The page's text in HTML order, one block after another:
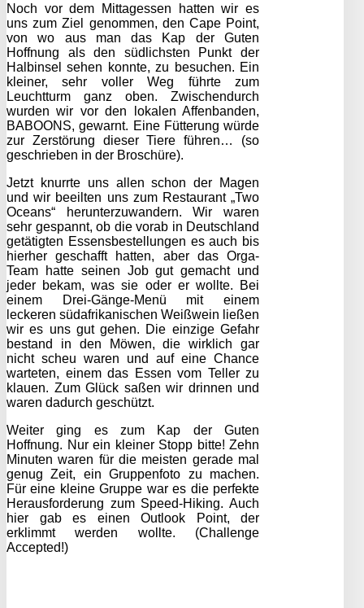
Noch vor dem Mittagessen hatten wir es
uns zum Ziel genommen, den Cape Point,
von wo aus man das Kap der Guten
Hoffnung als den südlichsten Punkt der
Halbinsel sehen konnte, zu besuchen. Ein
kleiner, sehr voller Weg führte zum
Leuchtturm ganz oben. Zwischendurch
wurden wir vor den lokalen Affenbanden,
BABOONS, gewarnt. Eine Fütterung würde
zur Zerstörung dieser Tiere führen… (so
geschrieben in der Broschüre).
Jetzt knurrte uns allen schon der Magen
und wir beeilten uns zum Restaurant „Two
Oceans“ herunterzuwandern. Wir waren
sehr gespannt, ob die vorab in Deutschland
getätigten Essensbestellungen es auch bis
hierher geschafft hatten, aber das Orga-
Team hatte seinen Job gut gemacht und
jeder bekam, was sie oder er wollte. Bei
einem Drei-Gänge-Menü mit einem
leckeren südafrikanischen Weißwein ließen
wir es uns gut gehen. Die einzige Gefahr
bestand in den Möwen, die wirklich gar
nicht scheu waren und auf eine Chance
warteten, einem das Essen vom Teller zu
klauen. Zum Glück saßen wir drinnen und
waren dadurch geschützt.
Weiter ging es zum Kap der Guten
Hoffnung. Nur ein kleiner Stopp bitte! Zehn
Minuten waren für die meisten gerade mal
genug Zeit, ein Gruppenfoto zu machen.
Für eine kleine Gruppe war es die perfekte
Herausforderung zum Speed-Hiking. Auch
hier gab es einen Outlook Point, der
erklimmt werden wollte. (Challenge
Accepted!)